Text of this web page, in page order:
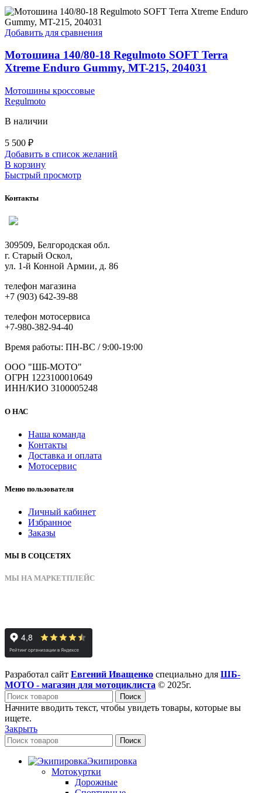
Добавить для сравнения
Мотошина 140/80-18 Regulmoto SOFT Terra
Xtreme Enduro Gummy, MT-215, 204031
Мотошины кроссовые
Regulmoto
В наличии
5 500 ₽
Добавить в список желаний
В корзину
Быстрый просмотр
Контакты
309509, Белгородская обл.
г. Старый Оскол,
ул. 1-й Конной Армии, д. 86
телефон магазина
+7 (903) 642-39-88
телефон мотосервиса
+7-980-382-94-40
Время работы: ПН-ВС / 9:00-19:00
ООО "ШБ-МОТО"
ОГРН 1223100010649
ИНН/КИО 3100005248
О НАС
Наша команда
Контакты
Доставка и оплата
Мотосервис
Меню пользователя
Личный кабинет
Избранное
Заказы
МЫ В СОЦСЕТЯХ
МЫ НА МАРКЕТПЛЕЙС
Разработал сайт Евгений Иващенко специально для ШБ-
МОТО - магазин для мотоциклиста © 2025г.
Поиск
Начните вводить текст, чтобы увидеть товары, которые вы
ищете.
Закрыть
Поиск
Экипировка
Мотокуртки
Дорожные